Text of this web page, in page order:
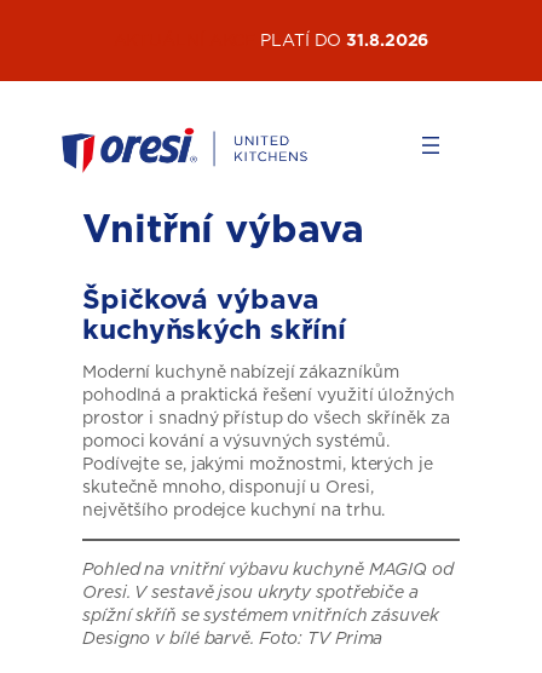
PLATÍ DO31.8.2026
Vnitřní výbava
Špičková výbava
kuchyňských skříní
Moderní kuchyně nabízejí zákazníkům
pohodlná a praktická řešení využití úložných
prostor i snadný přístup do všech skříněk za
pomoci kování a výsuvných systémů.
Podívejte se, jakými možnostmi, kterých je
skutečně mnoho, disponují u Oresi,
největšího prodejce kuchyní na trhu.
Pohled na vnitřní výbavu kuchyně MAGIQ od
Oresi. V sestavě jsou ukryty spotřebiče a
spížní skříň se systémem vnitřních zásuvek
Designo v bílé barvě. Foto: TV Prima